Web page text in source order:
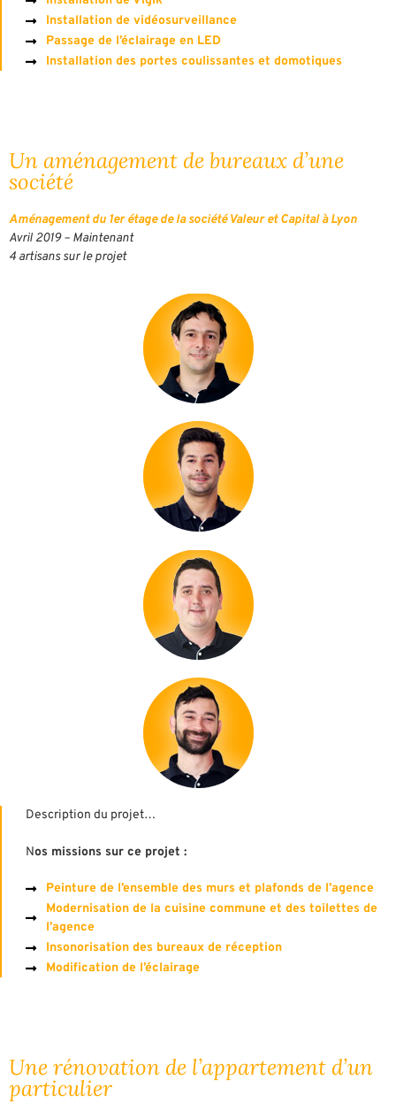
Installation de vidéosurveillance
Passage de l’éclairage en LED
Installation des portes coulissantes et domotiques
Un aménagement de bureaux d’une
société
Aménagement du 1er étage de la société Valeur et Capital à Lyon
Avril 2019 – Maintenant
4 artisans sur le projet
Description du projet…
Nos missions sur ce projet :
Peinture de l’ensemble des murs et plafonds de l’agence
Modernisation de la cuisine commune et des toilettes de
l’agence
Insonorisation des bureaux de réception
Modification de l’éclairage
Une rénovation de l’appartement d’un
particulier